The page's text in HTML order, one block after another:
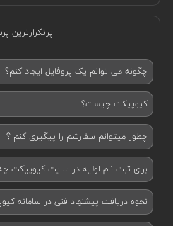
پرتکرارترین
چگونه می توانم یک پروفایل ایجاد کنم؟
کیوپیکت چیست؟
چطور میتوانم سفارشم را پیگیری کنم ؟
برای ثبت نام اولیه در سایت کیوپیکت
نحوه دریافت پیشنهاد فنی در سامانه